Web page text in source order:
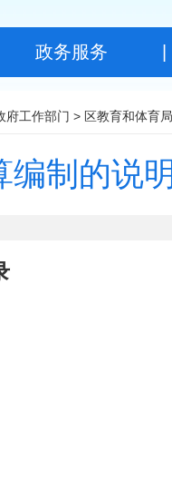
政务服务
府工作部门 > 区教育和体育局
制的说明